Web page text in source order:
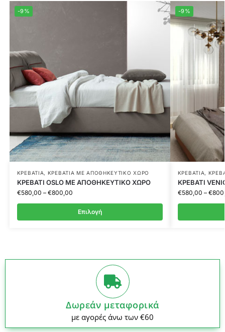
-9%
ΚΡΕΒΆΤΙΑ, ΚΡΕΒΆΤΙΑ ΜΕ ΑΠΟΘΗΚΕΥΤΙΚΌ ΧΏΡΟ
ΚΡΕΒΑΤΙ OSLO ΜΕ ΑΠΟΘΗΚΕΥΤΙΚΟ ΧΩΡΟ
€580,00 – €800,00
Επιλογή
-9%
ΚΡΕΒΆΤΙΑ,
ΚΡΕΒΑΤΙ
€580,00 – €
Δωρεάν μεταφορικά
με αγορές άνω των €60